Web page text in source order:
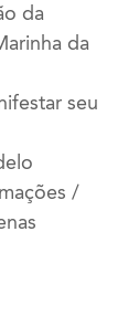
da
da
seu
/